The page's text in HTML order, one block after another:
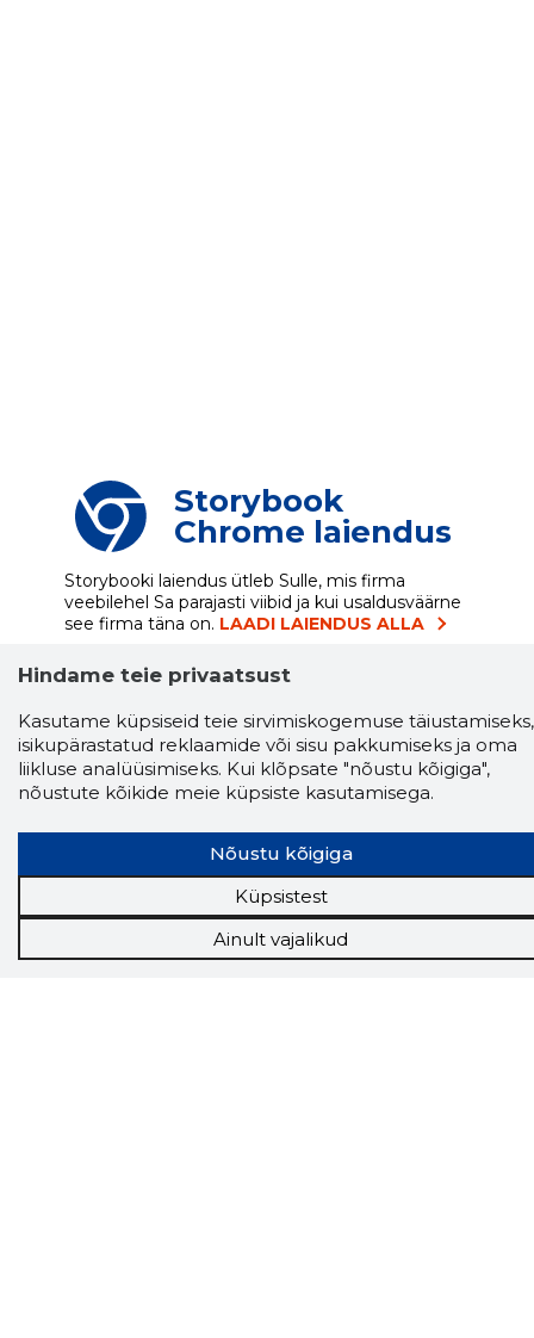
Storybook
Chrome laiendus
Storybooki laiendus ütleb Sulle, mis firma
veebilehel Sa parajasti viibid ja kui usaldusväärne
see firma täna on. LAADI LAIENDUS ALLA
Näed helistaja tausta! Storybooki Äpp toob
SinuniOTSEKONTAKTID400 000 Eesti
ettevõtte ja isikute kohta (juhid, ametnikud).
Andmed on rikastatud maksevõime ja
Tööriistad
Sooduspakkumised
Hindame teie privaatsust
Kasutame küpsiseid teie sirvimiskogemuse täiustamiseks,
isikupärastatud reklaamide või sisu pakkumiseks ja oma
liikluse analüüsimiseks. Kui klõpsate "nõustu kõigiga",
nõustute kõikide meie küpsiste kasutamisega.
Nõustu kõigiga
Küpsistest
Ainult vajalikud